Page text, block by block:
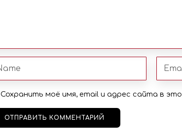
Сохранить моё имя, email и адрес сайта в